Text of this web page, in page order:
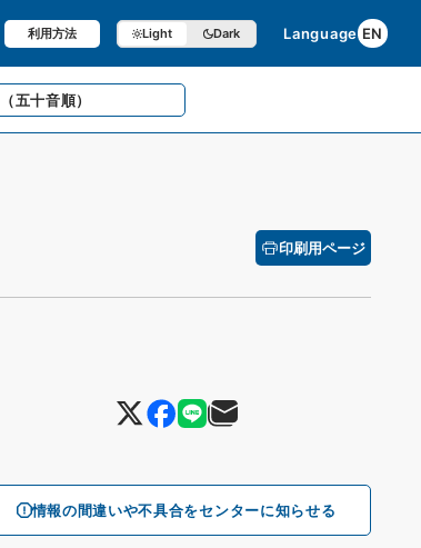
利用方法 Light Dark Language EN
（五十音順）
印刷用ページ
情報の間違いや不具合をセンターに知らせる